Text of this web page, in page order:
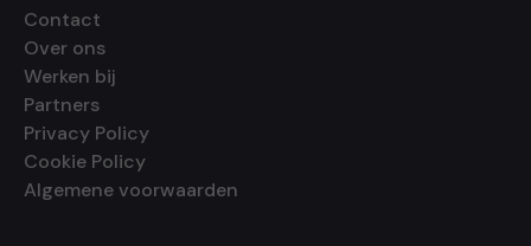
Contact
Over ons
Werken bij
Partners
Privacy Policy
Cookie Policy
Algemene voorwaarden